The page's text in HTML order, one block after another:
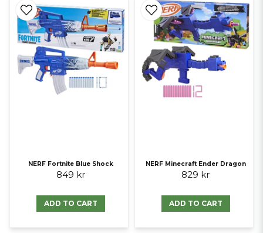
NERF Fortnite Blue Shock
849 kr
ADD TO CART
NERF Minecraft Ender Dragon
829 kr
ADD TO CART